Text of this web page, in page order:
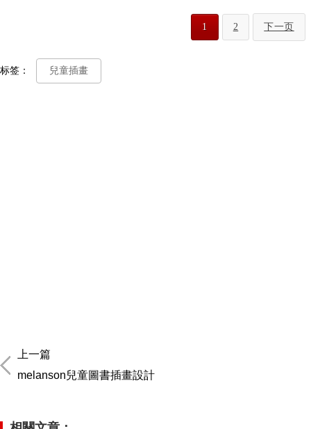
1 2 下一页
标签： 兒童插畫
上一篇
melanson兒童圖書插畫設計